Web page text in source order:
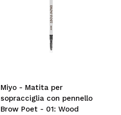
Miyo - Matita per
sopracciglia con pennello
Brow Poet - 01: Wood